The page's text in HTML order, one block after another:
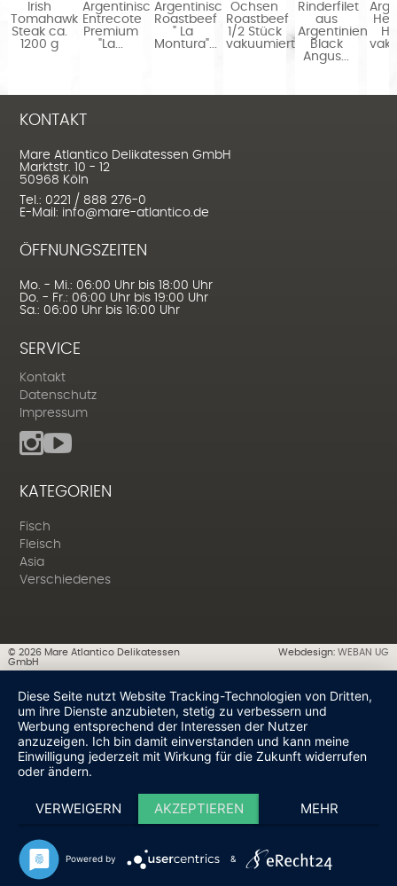
Irish
Tomahawk
Steak ca.
1200 g
Argentinisches
Entrecote
Premium
"La...
Argentinisches
Roastbeef
" La
Montura"...
Ochsen
Roastbeef
1/2 Stück
vakuumiert...
Rinderfilet
aus
Argentinien
Black
Angus...
KONTAKT
Mare Atlantico Delikatessen GmbH
Marktstr. 10 - 12
50968 Köln
Tel.: 0221 / 888 276-0
E-Mail: info@mare-atlantico.de
ÖFFNUNGSZEITEN
Mo. - Mi.: 06:00 Uhr bis 18:00 Uhr
Do. - Fr.: 06:00 Uhr bis 19:00 Uhr
Sa.: 06:00 Uhr bis 16:00 Uhr
SERVICE
Kontakt
Datenschutz
Impressum
KATEGORIEN
Fisch
Fleisch
Asia
Verschiedenes
© 2026Mare Atlantico Delikatessen
GmbH
Webdesign:WEBAN UG
Diese Seite nutzt Website Tracking-Technologien von Dritten,
um ihre Dienste anzubieten, stetig zu verbessern und
Werbung entsprechend der Interessen der Nutzer
anzuzeigen. Ich bin damit einverstanden und kann meine
Einwilligung jederzeit mit Wirkung für die Zukunft widerrufen
oder ändern.
VERWEIGERN AKZEPTIEREN MEHR
Powered by &